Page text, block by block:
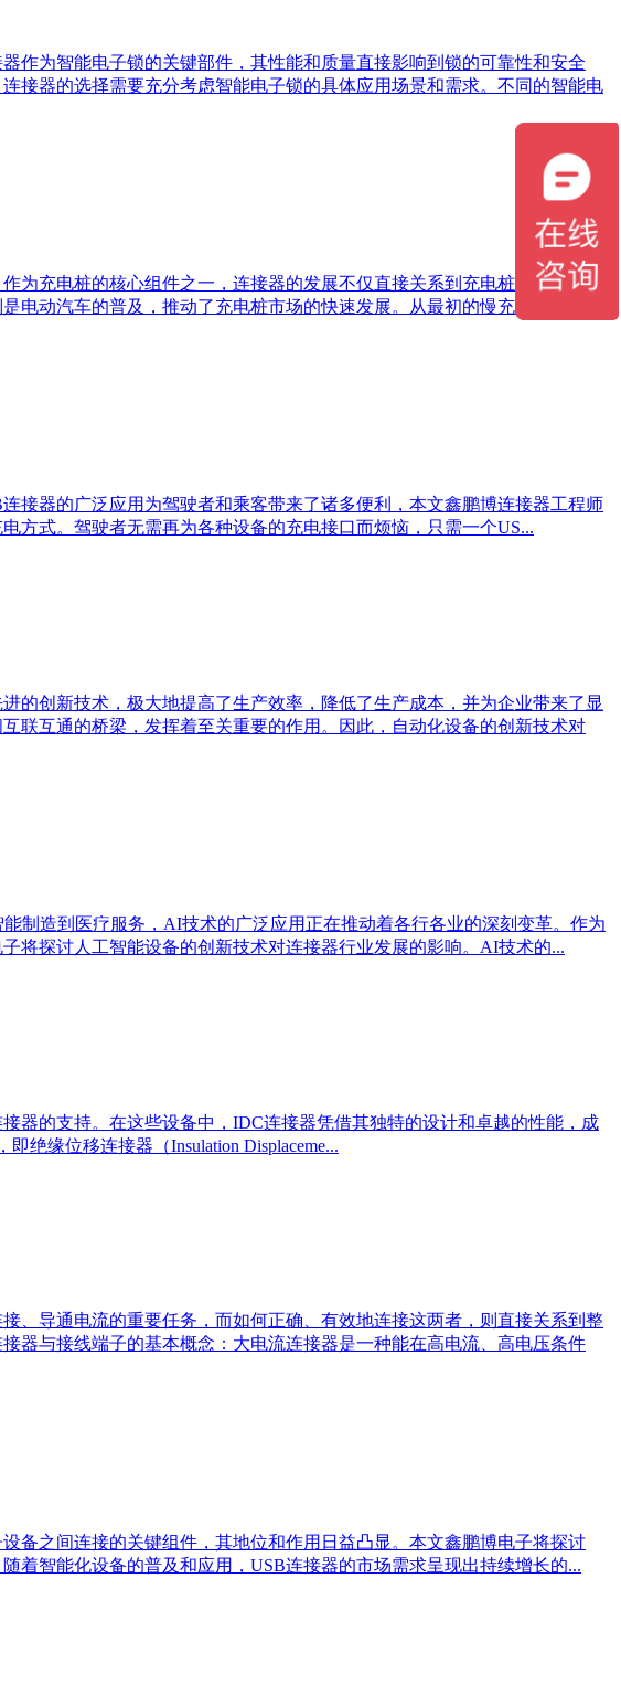
作为智能电子锁的关键部件，其性能和质量直接影响到锁的可靠性和安全
接器的选择需要充分考虑智能电子锁的具体应用场景和需求。不同的智能电
为充电桩的核心组件之一，连接器的发展不仅直接关系到充电桩的性能和安
动汽车的普及，推动了充电桩市场的快速发展。从最初的慢充桩到如今
接器的广泛应用为驾驶者和乘客带来了诸多便利，本文鑫鹏博连接器工程师
方式。驾驶者无需再为各种设备的充电接口而烦恼，只需一个US...
的创新技术，极大地提高了生产效率，降低了生产成本，并为企业带来了显
联互通的桥梁，发挥着至关重要的作用。因此，自动化设备的创新技术对
制造到医疗服务，AI技术的广泛应用正在推动着各行各业的深刻变革。作为
将探讨人工智能设备的创新技术对连接器行业发展的影响。AI技术的...
器的支持。在这些设备中，IDC连接器凭借其独特的设计和卓越的性能，成
绝缘位移连接器（Insulation Displaceme...
、导通电流的重要任务，而如何正确、有效地连接这两者，则直接关系到整
器与接线端子的基本概念：大电流连接器是一种能在高电流、高电压条件
备之间连接的关键组件，其地位和作用日益凸显。本文鑫鹏博电子将探讨
着智能化设备的普及和应用，USB连接器的市场需求呈现出持续增长的...